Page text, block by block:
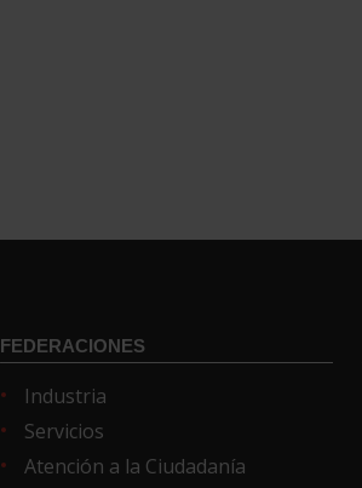
FEDERACIONES
Industria
Servicios
Atención a la Ciudadanía